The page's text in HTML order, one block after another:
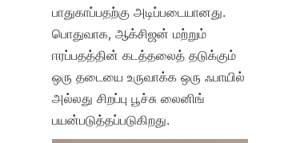
பாதுகாப்பதற்கு அடிப்படையானது.
பொதுவாக, ஆக்சிஜன் மற்றும்
ஈரப்பதத்தின் கடத்தலைத் தடுக்கும்
ஒரு தடையை உருவாக்க ஒரு ஃபாயில்
அல்லது சிறப்பு பூச்சு லைனிங்
பயன்படுத்தப்படுகிறது.